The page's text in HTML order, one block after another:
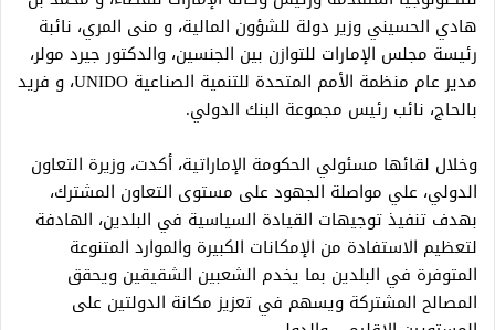
هادي الحسيني وزير دولة للشؤون المالية، و منى المري، نائبة
رئيسة مجلس الإمارات للتوازن بين الجنسين، والدكتور جيرد مولر،
مدير عام منظمة الأمم المتحدة للتنمية الصناعية UNIDO، و فريد
بالحاج، نائب رئيس مجموعة البنك الدولي.
وخلال لقائها مسئولي الحكومة الإماراتية، أكدت، وزيرة التعاون
الدولي، علي مواصلة الجهود على مستوى التعاون المشترك،
بهدف تنفيذ توجيهات القيادة السياسية في البلدين، الهادفة
لتعظيم الاستفادة من الإمكانات الكبيرة والموارد المتنوعة
المتوفرة في البلدين بما يخدم الشعبين الشقيقين ويحقق
المصالح المشتركة ويسهم في تعزيز مكانة الدولتين على